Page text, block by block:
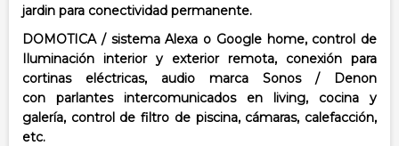
jardin para conectividad permanente.
DOMOTICA / sistema Alexa o Google home, control de
Iluminación interior y exterior remota, conexión para
cortinas eléctricas, audio marca Sonos / Denon
con parlantes intercomunicados en living, cocina y
galería, control de filtro de piscina, cámaras, calefacción,
etc.